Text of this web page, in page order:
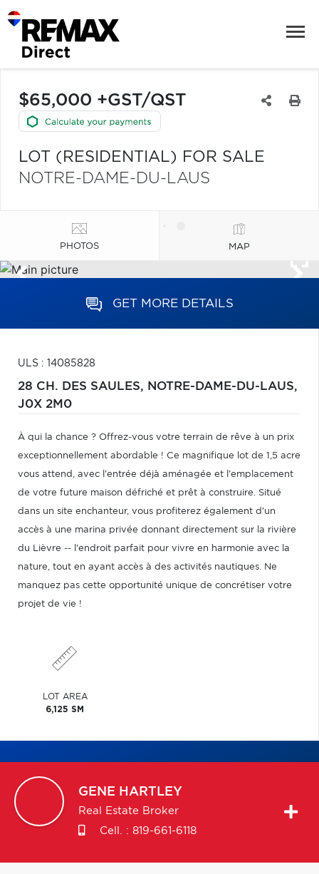
$65,000 +GST/QST
LOT (RESIDENTIAL) FOR SALE
NOTRE-DAME-DU-LAUS
PHOTOS MAP
GET MORE DETAILS
ULS : 14085828
28 CH. DES SAULES, NOTRE-DAME-DU-LAUS,
J0X 2M0
À qui la chance ? Offrez-vous votre terrain de rêve à un prix
exceptionnellement abordable ! Ce magnifique lot de 1,5 acre
vous attend, avec l'entrée déjà aménagée et l'emplacement
de votre future maison défriché et prêt à construire. Situé
dans un site enchanteur, vous profiterez également d'un
accès à une marina privée donnant directement sur la rivière
du Lièvre -- l'endroit parfait pour vivre en harmonie avec la
nature, tout en ayant accès à des activités nautiques. Ne
manquez pas cette opportunité unique de concrétiser votre
projet de vie !
LOT AREA
6,125 SM
GENE HARTLEY
Real Estate Broker
Cell. : 819-661-6118